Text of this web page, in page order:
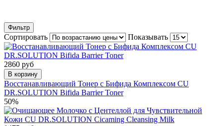
Фильтр
Сортировать Показывать
2860 руб
В корзину
Восстанавливающий Тонер с Бифида Комплексом CU
DR.SOLUTION Bifida Barrier Toner
50%